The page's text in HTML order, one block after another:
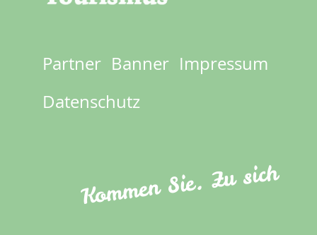
Footer
menu
Partner Banner Impressum
Datenschutz
Kommen Sie. Zu sich